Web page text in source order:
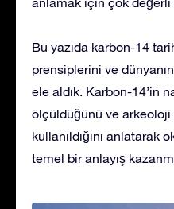
Bu yazıda karbon-14
prensiplerini ve
ele aldık. Karbon-14’in
ölçüldüğünü ve arkeoloji
kullanıldığını anlatarak
temel bir anlayış